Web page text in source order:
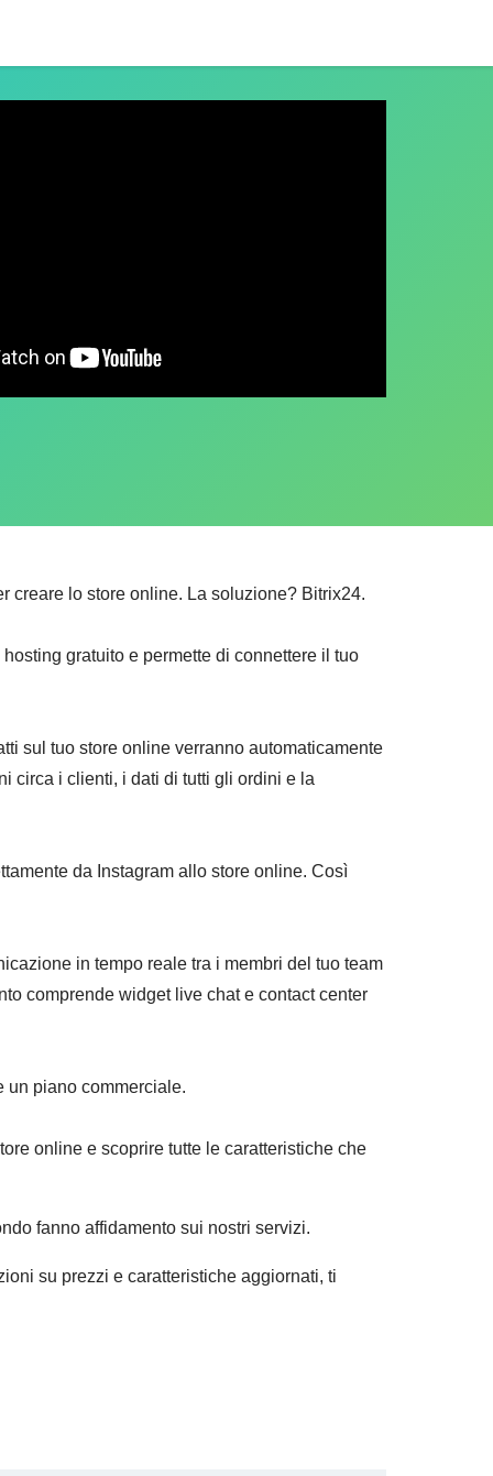
creare lo store online. La soluzione? Bitrix24.
gratuito e permette di connettere il tuo
sul tuo store online verranno automaticamente
circa i clienti, i dati di tutti gli ordini e la
da Instagram allo store online. Così
in tempo reale tra i membri del tuo team
comprende widget live chat e contact center
un piano commerciale.
online e scoprire tutte le caratteristiche che
fanno affidamento sui nostri servizi.
su prezzi e caratteristiche aggiornati, ti